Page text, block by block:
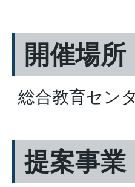
開催場所
総合教育セン
提案事業